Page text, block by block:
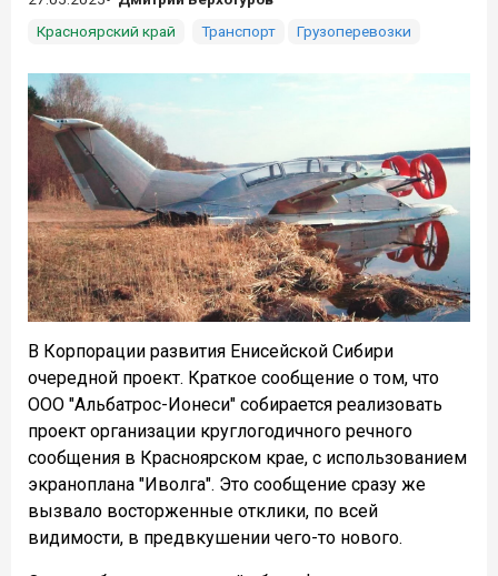
Красноярский край
Транспорт Грузоперевозки
В Корпорации развития Енисейской Сибири
очередной проект. Краткое сообщение о том, что
ООО "Альбатрос-Ионеси" собирается реализовать
проект организации круглогодичного речного
сообщения в Красноярском крае, с использованием
экраноплана "Иволга". Это сообщение сразу же
вызвало восторженные отклики, по всей
видимости, в предвкушении чего-то нового.